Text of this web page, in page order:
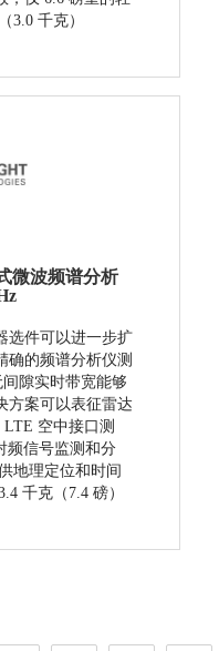
3.0 千克）
微波频谱分析
选件可以进一步扩
确的频谱分析仪测
隙实时带宽能够
方案可以表征雷达
空中接口测
频信号监测和分
地理定位和时间
千克（7.4 磅）